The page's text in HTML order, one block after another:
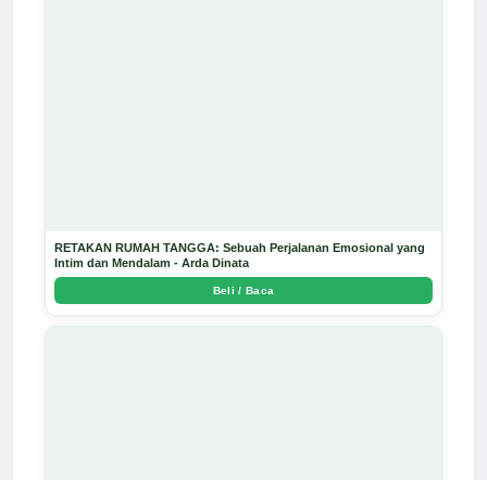
RETAKAN RUMAH TANGGA: Sebuah Perjalanan Emosional yang
Intim dan Mendalam - Arda Dinata
Beli / Baca